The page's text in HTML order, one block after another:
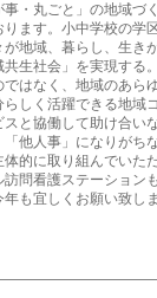
事・丸ごと」の地域づ
ます。小中学校の学
地域、暮らし、生き
生社会」を実現する
はなく、地域のあら
らしく活躍できる地域
と協働して助け合い
他人事」になりがち
体的に取り組んでいた
問看護ステーション
も宜しくお願い致しま